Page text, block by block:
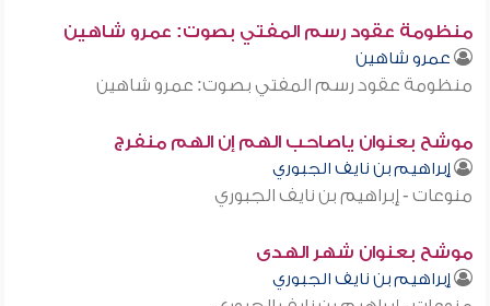
منظومة عقود رسم المفتي بصوت: عمرو شاهين
عمرو شاهين
منظومة عقود رسم المفتي بصوت: عمرو شاهين
موشح بعنوان ياصاحب الهم إن الهم منفرج
إبراهيم بن نايف الجبوري
منوعات - إبراهيم بن نايف الجبوري
موشح بعنوان شهر الهدى
إبراهيم بن نايف الجبوري